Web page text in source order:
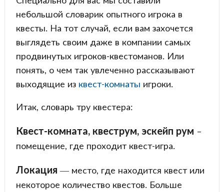
небольшой словарик опытного игрока в
квесты. На тот случай, если вам захочется
выглядеть своим даже в компании самых
продвинутых игроков-квестоманов. Или
понять, о чем так увлеченно рассказывают
выходящие из квест-комнаты игроки.
Итак, словарь тру квестера:
Квест-комната, квеструм, эскейп рум –
помещение, где проходит квест-игра.
Локация— место, где находится квест или
некоторое количество квестов. Больше